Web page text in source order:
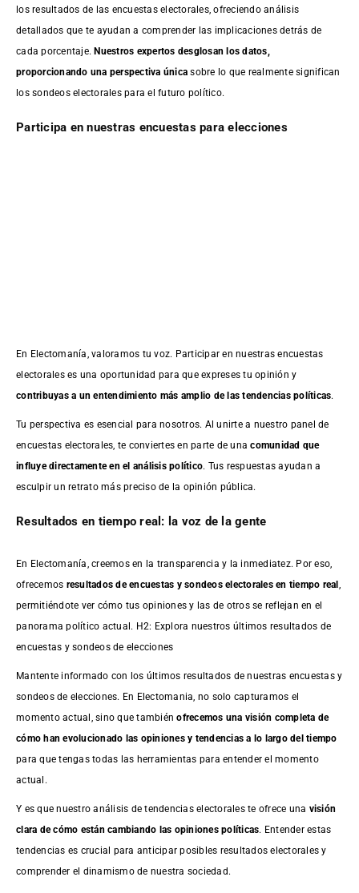
los resultados de las encuestas electorales, ofreciendo análisis
detallados que te ayudan a comprender las implicaciones detrás de
cada porcentaje.Nuestros expertos desglosan los datos,
proporcionando una perspectiva única sobre lo que realmente significan
los sondeos electorales para el futuro político.
Participa en nuestras encuestas para elecciones
En Electomanía, valoramos tu voz. Participar en nuestras encuestas
electorales es una oportunidad para que expreses tu opinión y
contribuyas a un entendimiento más amplio de las tendencias políticas.
Tu perspectiva es esencial para nosotros. Al unirte a nuestro panel de
encuestas electorales, te conviertes en parte de unacomunidad que
influye directamente en el análisis político. Tus respuestas ayudan a
esculpir un retrato más preciso de la opinión pública.
Resultados en tiempo real: la voz de la gente
En Electomanía, creemos en la transparencia y la inmediatez. Por eso,
ofrecemos resultados deencuestas y sondeos electorales en tiempo real
permitiéndote ver cómo tus opiniones y las de otros se reflejan en el
panorama político actual. H2: Explora nuestros últimos resultados de
encuestas y sondeos de elecciones
Mantente informado con los últimos resultados de nuestras encuestasy
sondeos de elecciones. En Electomania, no solo capturamos el
momento actual, sino que tambiénofrecemos una visión completa de
cómo han evolucionado las opiniones y tendencias a lo largo del tiempo
para que tengas todas las herramientas para entender el momento
actual.
Y es que nuestro análisis de tendencias electorales te ofrece una visión
clara de cómo están cambiando las opiniones políticas. Entender estas
tendencias es crucial para anticipar posibles resultados electorales y
comprender el dinamismo de nuestra sociedad.